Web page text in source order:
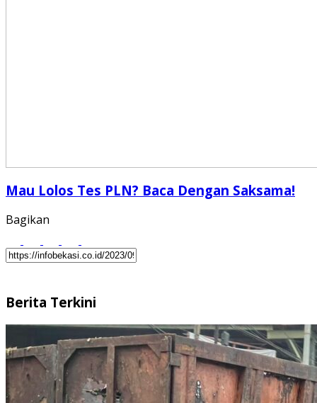
Mau Lolos Tes PLN? Baca Dengan Saksama!
Bagikan
Berita Terkini